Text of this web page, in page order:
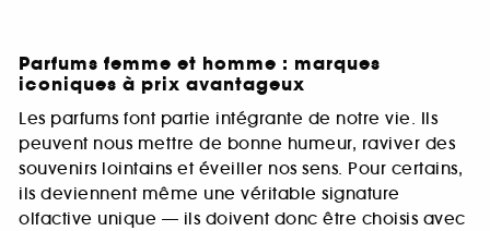
Parfums femme et homme : marques
iconiques à prix avantageux
Les parfums font partie intégrante de notre vie. Ils
peuvent nous mettre de bonne humeur, raviver des
souvenirs lointains et éveiller nos sens. Pour certains,
ils deviennent même une véritable signature
olfactive unique — ils doivent donc être choisis avec